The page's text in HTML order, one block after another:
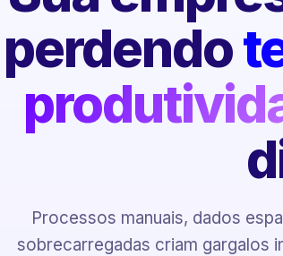
perdendo
Processos manuais, dados
sobrecarregadas criam gargalos